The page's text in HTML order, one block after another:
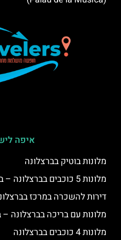
איפה
מלונות בוטיק בברצלונה
מלונות 5 כוכבים בברצלונה – בתי מלון יוקרתיים
דירות להשכרה במרכז
מלונות עם בריכה בברצלונה
מלונות 4 כוכבים בברצלונה